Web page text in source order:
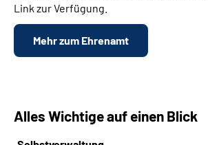
Link zur Verfügung.
Mehr zum Ehrenamt
Alles Wichtige auf einen Blick